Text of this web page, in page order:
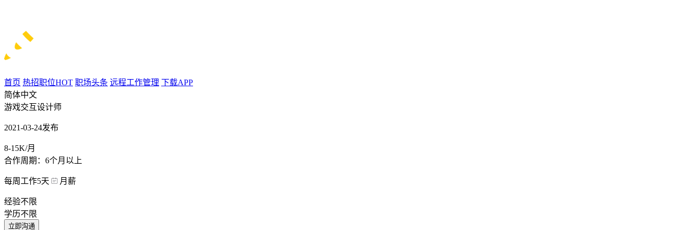
首页 热招职位HOT 职场头条 远程工作管理 下载APP
简体中文
游戏交互设计师
2021-03-24发布
8-15K/月
合作周期：6个月以上
每周工作5天 月薪
经验不限
学历不限
立即沟通